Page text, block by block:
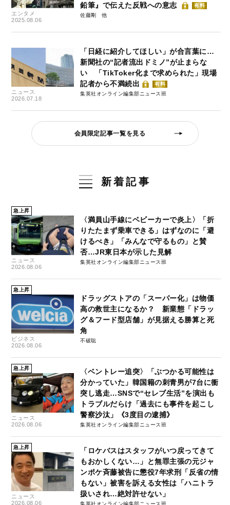
エンタメ
2025.08.06
鉛筆』で伝えた反戦への意志
有料
佐藤剛
ニュース
2026.07.18
「日経に紹介してほしい」が合言葉に…
新聞社の“記者流出ドミノ”が止まらな
い 「TikToker化まで求められた」現場
記者から不満続出
有料
集英社オンライン編集部ニュース班
会員限定記事一覧を見る
新着記事
急上昇
ニュース
2026.08.06
〈満員山手線にベビーカーで炎上〉「折
りたたまず乗車できる」はずなのに「避
けるべき」「みんなで守るもの」と賛
否…JR東日本が示した見解
集英社オンライン編集部ニュース班
急上昇
ビジネス
2026.08.06
ドラッグストアの「スーパー化」は物価
高の救世主になるか？ 新業態「ドラッ
グ＆フード型店舗」が見据える勝算と死
角
不破聡
急上昇
ニュース
2026.08.06
〈ベントレー追突〉「ぶつかる可能性は
分かっていた」韓国籍の刺青男が7台に衝
突し逃走…SNSで“セレブ生活”を演出も
トラブルだらけ「過去にも事件を起こし
警察沙汰」《3度目の逮捕》
集英社オンライン編集部ニュース班
急上昇
ニュース
2026.08.06
「ロケバスはスタッフがいつ戻ってきて
もおかしくない…」と無罪主張の元ジャ
ンポケ斉藤被告に懲役7年求刑「反省の情
もない」被害を訴える女性は「ハニトラ
扱いされ…絶対許せない」
集英社オンライン編集部ニュース班